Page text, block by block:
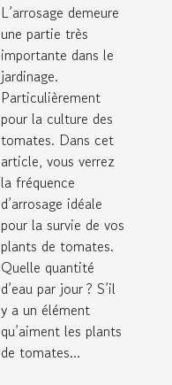
L’arrosage demeure
une partie très
importante dans le
jardinage.
Particulièrement
pour la culture des
tomates. Dans cet
article, vous verrez
la fréquence
d’arrosage idéale
pour la survie de vos
plants de tomates.
Quelle quantité
d’eau par jour ? S’il
y a un élément
qu’aiment les plants
de tomates...